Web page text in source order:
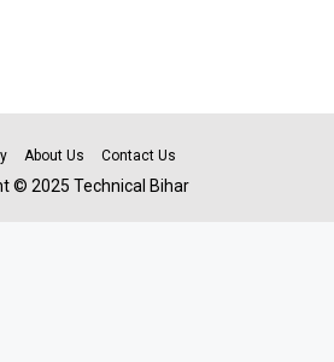
About Us Contact Us
© 2025 Technical Bihar